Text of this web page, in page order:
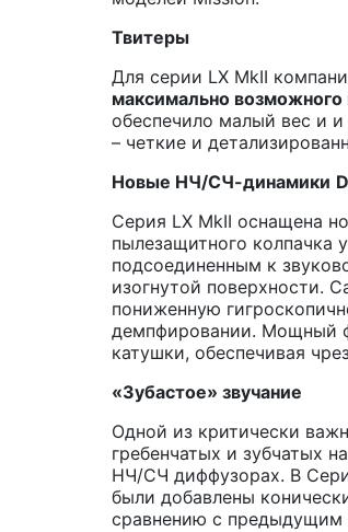
Твитеры
Для серии LX MkII
максимально
обеспечило малый вес и
– четкие и
Новые НЧ/СЧ-динамики
Серия LX MkII оснащена
пылезащитного колпачка
подсоединенным к
изогнутой поверхности.
пониженную
демпфировании. Мощный
катушки, обеспечивая
«Зубастое» звучание
Одной из критически
гребенчатых и зубчатых
НЧ/СЧ диффузорах. В
были добавлены
сравнению с предыдущим